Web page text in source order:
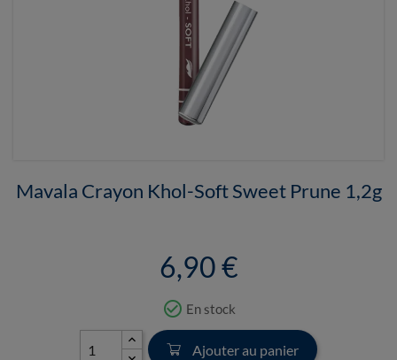
Mavala Crayon Khol-Soft Sweet Prune 1,2g
6,90 €
check_circle_outline En stock
Ajouter au panier